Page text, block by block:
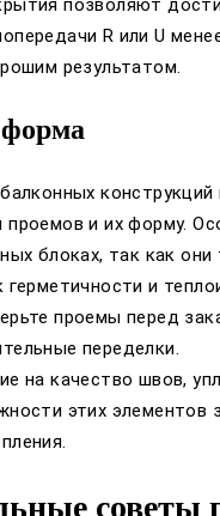
позволяют
R или U
результатом.
конструкций
и их форму.
блоках, так как они
и
проемы перед
переделки.
на качество швов,
этих элементов
советы